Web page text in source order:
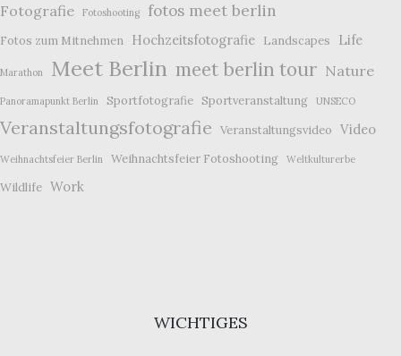
Fotografie Fotoshooting fotos meet berlin
Fotos zum Mitnehmen Hochzeitsfotografie Landscapes Life
Marathon Meet Berlin meet berlin tour Nature
Panoramapunkt Berlin Sportfotografie Sportveranstaltung UNSECO
Veranstaltungsfotografie Veranstaltungsvideo Video
Weihnachtsfeier Berlin Weihnachtsfeier Fotoshooting Weltkulturerbe
Wildlife Work
WICHTIGES